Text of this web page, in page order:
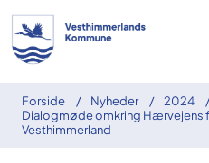
Forside Nyheder 2024
Dialogmøde omkring Hærvejens
Vesthimmerland